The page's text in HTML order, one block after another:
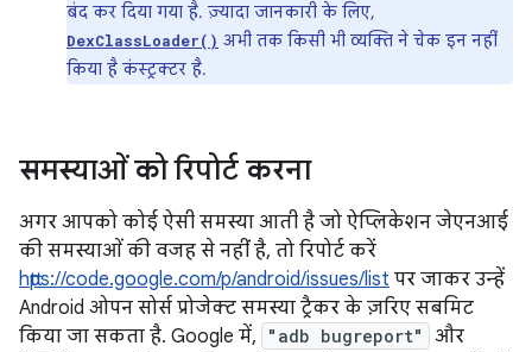
बंद कर दिया गया है. ज़्यादा जानकारी के लिए,
DexClassLoader() अभी तक किसी भी व्यक्ति ने चेक इन नहीं
किया है कंस्ट्रक्टर है.
समस्याओं को रिपोर्ट करना
अगर आपको कोई ऐसी समस्या आती है जो ऐप्लिकेशन जेएनआई
की समस्याओं की वजह से नहीं है, तो रिपोर्ट करें
https://code.google.com/p/android/issues/list पर जाकर उन्हें
Android ओपन सोर्स प्रोजेक्ट समस्या ट्रैकर के ज़रिए सबमिट
किया जा सकता है. Google में,
"adb bugreport"
और